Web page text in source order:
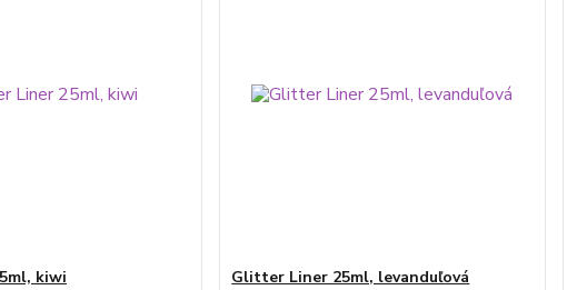
kiwi Glitter Liner 25ml, levanduľová